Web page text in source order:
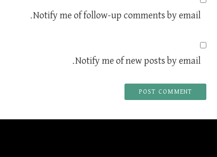
Notify me of follow-up comments by email.
Notify me of new posts by email.